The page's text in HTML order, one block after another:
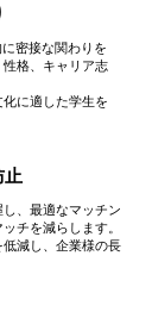
密接な関わりを
格、キャリア志
に適した学生を
止
、最適なマッチン
チを減らします。
減し、企業様の⻑